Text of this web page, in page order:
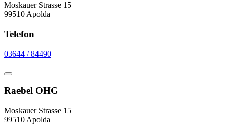
Moskauer Strasse 15
99510 Apolda
Telefon
03644 / 84490
Raebel OHG
Moskauer Strasse 15
99510 Apolda